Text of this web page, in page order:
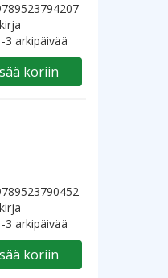
3 arkipäivää
koriin
3 arkipäivää
koriin